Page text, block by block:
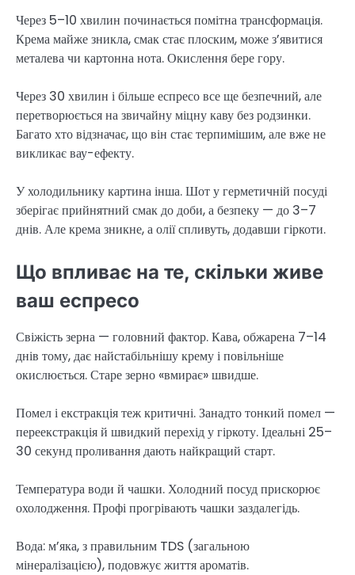
Через 5–10 хвилин починається помітна трансформація.
Крема майже зникла, смак стає плоским, може з’явитися
металева чи картонна нота. Окислення бере гору.
Через 30 хвилин і більше еспресо все ще безпечний, але
перетворюється на звичайну міцну каву без родзинки.
Багато хто відзначає, що він стає терпимішим, але вже не
викликає вау-ефекту.
У холодильнику картина інша. Шот у герметичній посуді
зберігає прийнятний смак до доби, а безпеку — до 3–7
днів. Але крема зникне, а олії спливуть, додавши гіркоти.
Що впливає на те, скільки живе
ваш еспресо
Свіжість зерна — головний фактор. Кава, обжарена 7–14
днів тому, дає найстабільнішу крему і повільніше
окислюється. Старе зерно «вмирає» швидше.
Помел і екстракція теж критичні. Занадто тонкий помел —
переекстракція й швидкий перехід у гіркоту. Ідеальні 25–
30 секунд проливання дають найкращий старт.
Температура води й чашки. Холодний посуд прискорює
охолодження. Профі прогрівають чашки заздалегідь.
Вода: м’яка, з правильним TDS (загальною
мінералізацією), подовжує життя ароматів.